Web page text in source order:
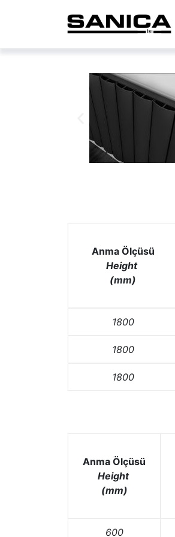
Anma Ölçüsü
Height
(mm)
1800
1800
1800
Anma Ölçüsü
Height
(mm)
600